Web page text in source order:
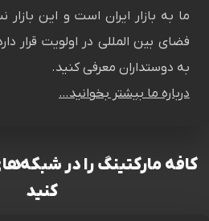
ما به بازار ایران است و این
فضای بین المللی در اولویت قرار
به دوستداران معرفی کنید.
درباره ما بیشتر بخوانید…
کافه مارکتینگ را در
کنید